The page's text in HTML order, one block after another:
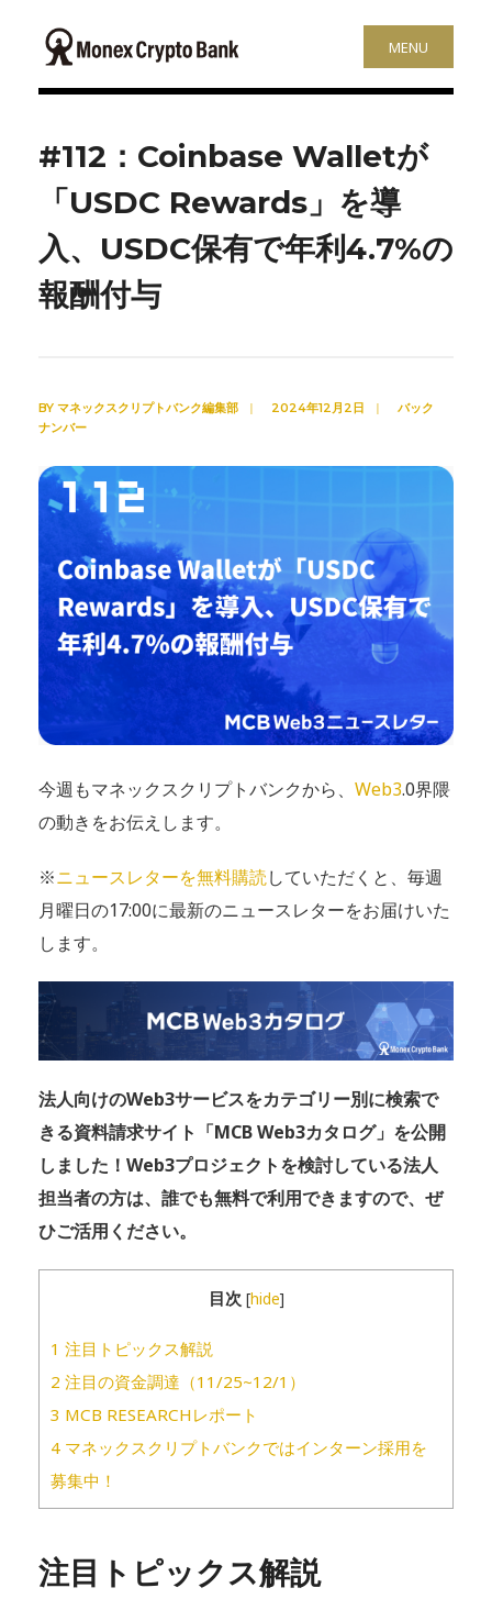
MENU
#112：Coinbase Walletが
「USDC Rewards」を導
入、USDC保有で年利4.7%の
報酬付与
BY マネックスクリプトバンク編集部 | 2024年12月2日 |
バック
ナンバー
今週もマネックスクリプトバンクから、 Web3.0界隈
の動きをお伝えします。
※ニュースレターを無料購読していただくと、毎週
月曜日の17:00に最新のニュースレターをお届けいた
します。
法人向けのWeb3サービスをカテゴリー別に検索で
きる資料請求サイト「MCB Web3カタログ」を公開
しました！Web3プロジェクトを検討している法人
担当者の方は、誰でも無料で利用できますので、ぜ
ひご活用ください。
目次 [hide]
1 注目トピックス解説
2 注目の資金調達（11/25~12/1）
3 MCB RESEARCHレポート
4 マネックスクリプトバンクではインターン採用を
募集中！
注目トピックス解説